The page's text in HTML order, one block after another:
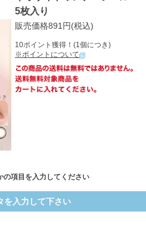
5枚入り
販売価格891円(税込)
10ポイント獲得！(1個につき)
※ポイントについて
の項目を入力してください
を入力して下さい